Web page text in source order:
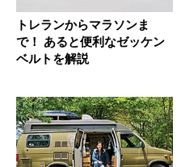
トレランからマラソンま
で！ あると便利なゼッケン
ベルトを解説